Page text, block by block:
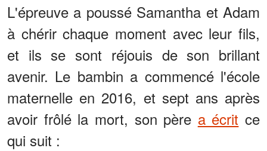
L'épreuve a poussé Samantha et Adam
à chérir chaque moment avec leur fils,
et ils se sont réjouis de son brillant
avenir. Le bambin a commencé l'école
maternelle en 2016, et sept ans après
avoir frôlé la mort, son père a écrit ce
qui suit :